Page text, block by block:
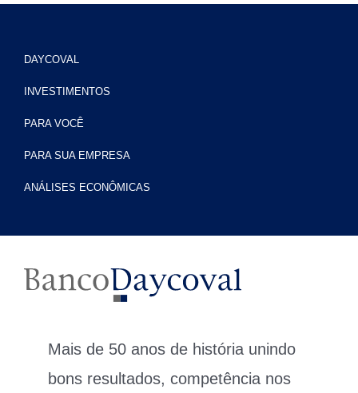
DAYCOVAL
INVESTIMENTOS
PARA VOCÊ
PARA SUA EMPRESA
ANÁLISES ECONÔMICAS
Mais de 50 anos de história unindo
bons resultados, competência nos